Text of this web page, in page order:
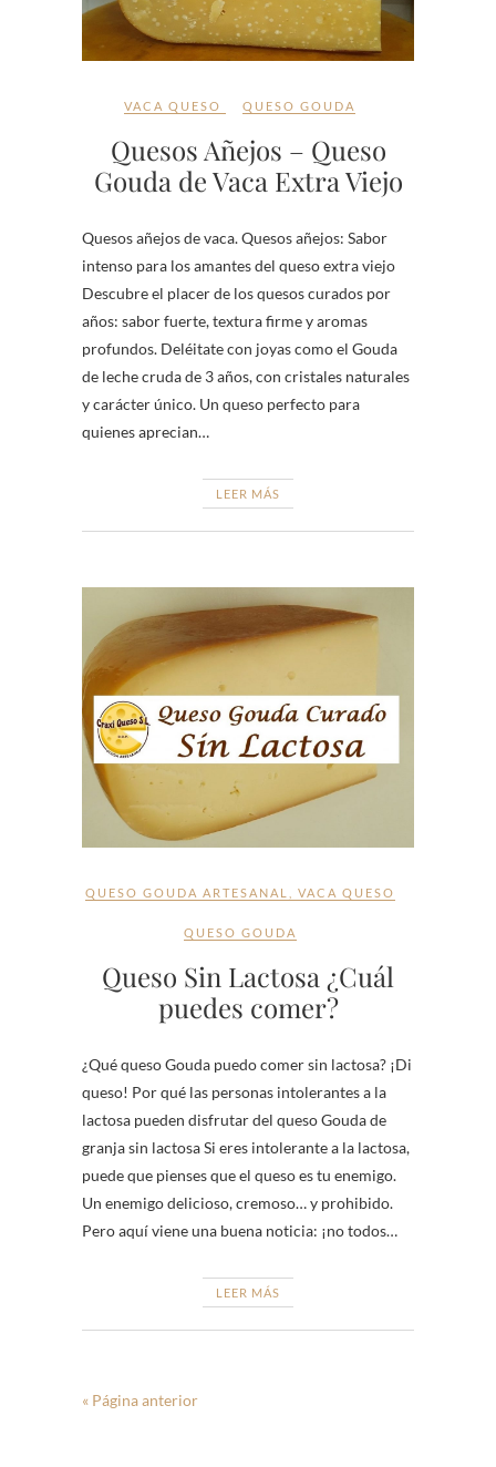
VACA QUESO QUESO GOUDA
Quesos Añejos – Queso
Gouda de Vaca Extra Viejo
Quesos añejos de vaca. Quesos añejos: Sabor
intenso para los amantes del queso extra viejo
Descubre el placer de los quesos curados por
años: sabor fuerte, textura firme y aromas
profundos. Deléitate con joyas como el Gouda
de leche cruda de 3 años, con cristales naturales
y carácter único. Un queso perfecto para
quienes aprecian…
LEER MÁS
QUESO GOUDA ARTESANAL VACA QUESO
QUESO GOUDA
Queso Sin Lactosa ¿Cuál
puedes comer?
¿Qué queso Gouda puedo comer sin lactosa? ¡Di
queso! Por qué las personas intolerantes a la
lactosa pueden disfrutar del queso Gouda de
granja sin lactosa Si eres intolerante a la lactosa,
puede que pienses que el queso es tu enemigo.
Un enemigo delicioso, cremoso… y prohibido.
Pero aquí viene una buena noticia: ¡no todos…
LEER MÁS
« Página anterior